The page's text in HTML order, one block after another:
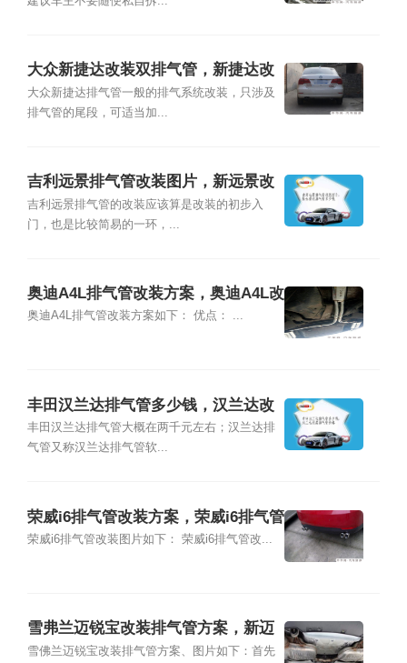
大众新捷达改装双排气管，新捷达改
装排气管图片
大众新捷达排气管一般的排气系统改装，只涉及
排气管的尾段，可适当加...
吉利远景排气管改装图片，新远景改
排气管多少钱
吉利远景排气管的改装应该算是改装的初步入
门，也是比较简易的一环，...
奥迪A4L排气管改装方案，奥迪A4L改
装排气管图片
奥迪A4L排气管改装方案如下： 优点： ...
丰田汉兰达排气管多少钱，汉兰达改
装排气管价格
丰田汉兰达排气管大概在两千元左右；汉兰达排
气管又称汉兰达排气管软...
荣威i6排气管改装方案，荣威i6排气管
改装图片
荣威i6排气管改装图片如下： 荣威i6排气管改...
雪弗兰迈锐宝改装排气管方案，新迈
锐宝排气管改装图片
雪佛兰迈锐宝改装排气管方案、图片如下：首先